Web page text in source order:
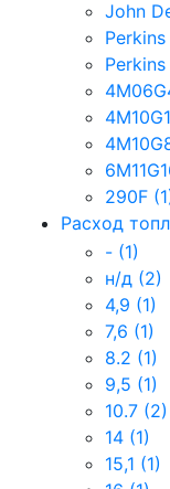
John
290F
Расход
- (1)
н/д (2)
4,9 (1)
7,6 (1)
8.2 (1)
9,5 (1)
10.7 (2)
14 (1)
15,1 (1)